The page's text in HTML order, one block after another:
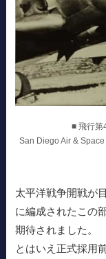
■ 飛行第
San Diego Air &
太平洋戦争開戦が
に編成されたこの
期待されました。
とはいえ正式採用